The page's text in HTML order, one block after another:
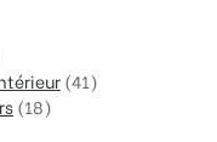
(41)
(18)